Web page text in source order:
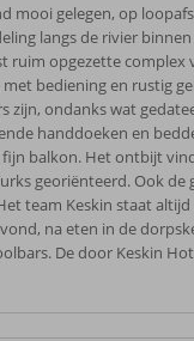
mooi gelegen, op
langs de rivier
ruim opgezette
bediening en rustig
zijn, ondanks wat
handdoeken en
balkon. Het ontbijt
georiënteerd. Ook
team Keskin staat
na eten in de
De door Keskin